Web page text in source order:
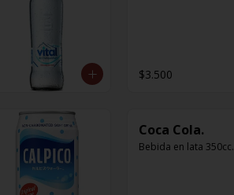
$3.500
Coca Cola.
Bebida en lata 350cc.